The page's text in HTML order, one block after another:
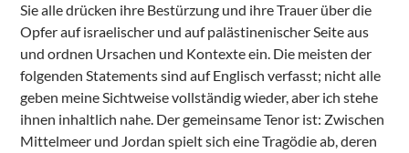
Sie alle drücken ihre Bestürzung und ihre Trauer über die
Opfer auf israelischer und auf palästinenischer Seite aus
und ordnen Ursachen und Kontexte ein. Die meisten der
folgenden Statements sind auf Englisch verfasst; nicht alle
geben meine Sichtweise vollständig wieder, aber ich stehe
ihnen inhaltlich nahe. Der gemeinsame Tenor ist: Zwischen
Mittelmeer und Jordan spielt sich eine Tragödie ab, deren